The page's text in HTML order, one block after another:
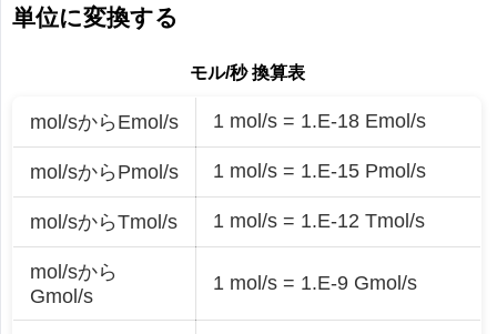
単位に変換する
モル/秒 換算表
mol/sからEmol/s 1 mol/s = 1.E-18 Emol/s
mol/sからPmol/s 1 mol/s = 1.E-15 Pmol/s
mol/sからTmol/s 1 mol/s = 1.E-12 Tmol/s
mol/sから
Gmol/s
1 mol/s = 1.E-9 Gmol/s